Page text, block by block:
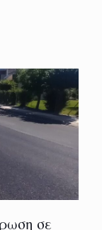
σε